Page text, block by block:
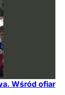
Wśród ofiar